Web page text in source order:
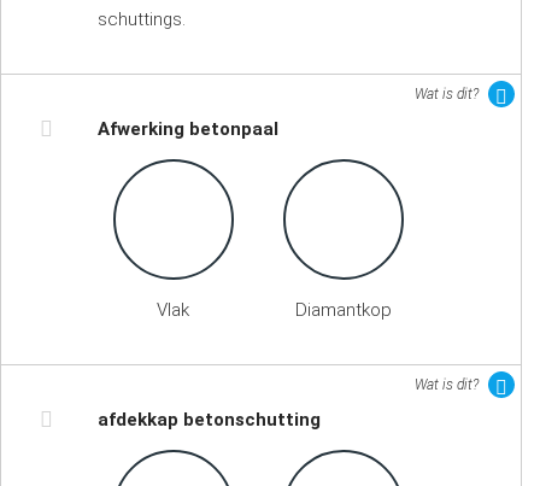
schuttings.
Wat is dit?
Afwerking betonpaal
Vlak Diamantkop
Wat is dit?
afdekkap betonschutting